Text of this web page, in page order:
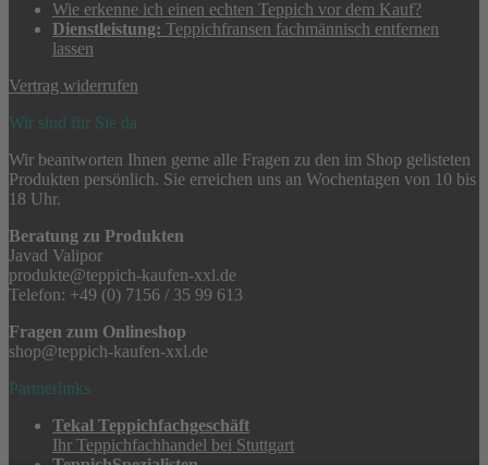
Wie erkenne ich einen echten Teppich vor dem Kauf?
Dienstleistung: Teppichfransen fachmännisch entfernen
lassen
Vertrag widerrufen
Wir sind für Sie da
Wir beantworten Ihnen gerne alle Fragen zu den im Shop gelisteten
Produkten persönlich. Sie erreichen uns an Wochentagen von 10 bis
18 Uhr.
Beratung zu Produkten
Javad Valipor
produkte@teppich-kaufen-xxl.de
Telefon: +49 (0) 7156 / 35 99 613
Fragen zum Onlineshop
shop@teppich-kaufen-xxl.de
Partnerlinks
Tekal Teppichfachgeschäft
Ihr Teppichfachhandel bei Stuttgart